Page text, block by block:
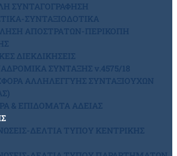
ΣΥΝΤΑΓΟΓΡΑΦΗΣΗ
ΣΥΝΤΑΞΙΟΔΟΤΙΚΑ
ΑΠΟΣΤΡΑΤΩΝ-ΠΕΡΙΚΟΠΗ
ΔΙΕΚΔΙΚΗΣΕΙΣ
ΣΥΝΤΑΞΗΣ ν.4575/18
ΑΛΛΗΛΕΓΓΥΗΣ ΣΥΝΤΑΞΙΟΥΧΩΝ
& ΕΠΙΔΟΜΑΤΑ ΑΔΕΙΑΣ
ΔΕΛΤΙΑ ΤΥΠΟΥ ΚΕΝΤΡΙΚΗΣ